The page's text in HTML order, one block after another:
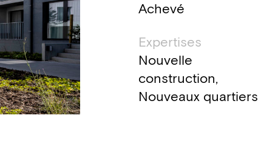
Achevé
Expertises
Nouvelle
construction,
Nouveaux quartiers